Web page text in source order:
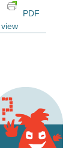
PDF
view